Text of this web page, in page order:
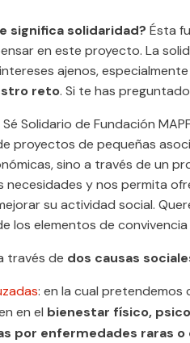
significa solidaridad? Ésta
en este proyecto. La
ajenos,
reto. Si te has
Solidario de Fundación
proyectos de pequeñas
sino a través de un
necesidades y nos permita
su actividad social.
los elementos de
través de dos causas
: en la cual
en el bienestar físico,
por enfermedades raras o